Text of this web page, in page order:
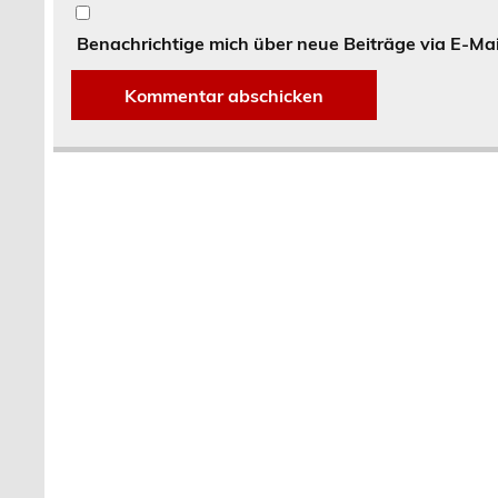
Benachrichtige mich über neue Beiträge via E-